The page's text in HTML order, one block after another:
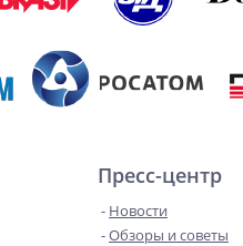
Пресс-центр
Новости
Обзоры и советы